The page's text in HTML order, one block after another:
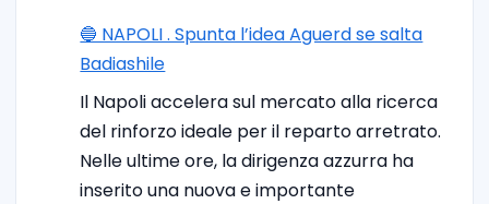
🔵 NAPOLI . Spunta l’idea Aguerd se salta
Badiashile
Il Napoli accelera sul mercato alla ricerca
del rinforzo ideale per il reparto arretrato.
Nelle ultime ore, la dirigenza azzurra ha
inserito una nuova e importante